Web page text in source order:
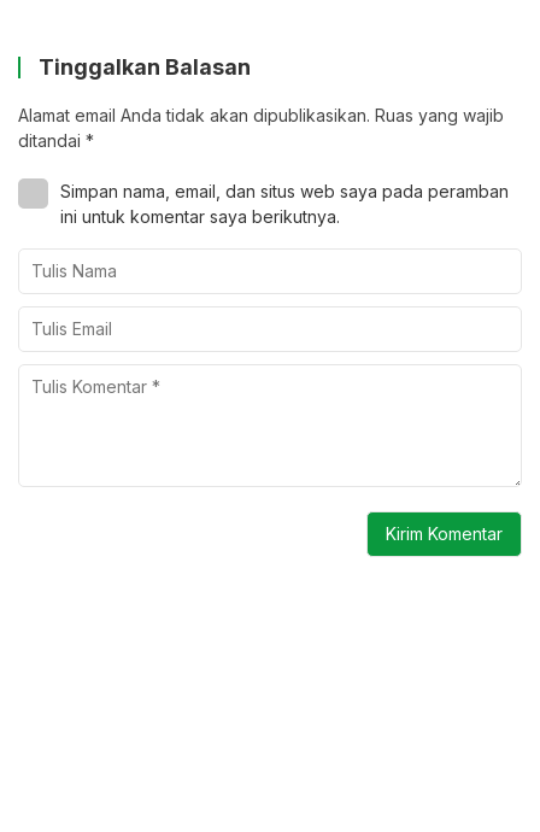
Tinggalkan Balasan
Alamat email Anda tidak akan dipublikasikan. Ruas yang wajib
ditandai *
Simpan nama, email, dan situs web saya pada peramban
ini untuk komentar saya berikutnya.